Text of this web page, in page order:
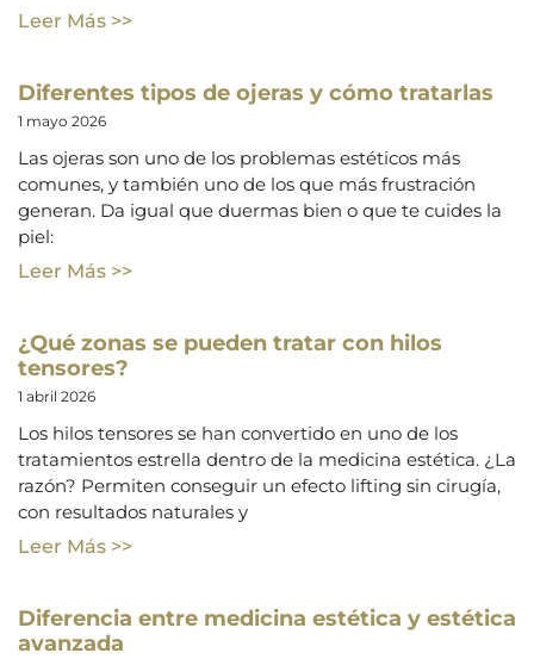
Leer Más >>
Diferentes tipos de ojeras y cómo tratarlas
1 mayo 2026
Las ojeras son uno de los problemas estéticos más
comunes, y también uno de los que más frustración
generan. Da igual que duermas bien o que te cuides la
piel:
Leer Más >>
¿Qué zonas se pueden tratar con hilos
tensores?
1 abril 2026
Los hilos tensores se han convertido en uno de los
tratamientos estrella dentro de la medicina estética. ¿La
razón? Permiten conseguir un efecto lifting sin cirugía,
con resultados naturales y
Leer Más >>
Diferencia entre medicina estética y estética
avanzada